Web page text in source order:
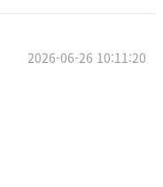
2026-06-26 10:11:20